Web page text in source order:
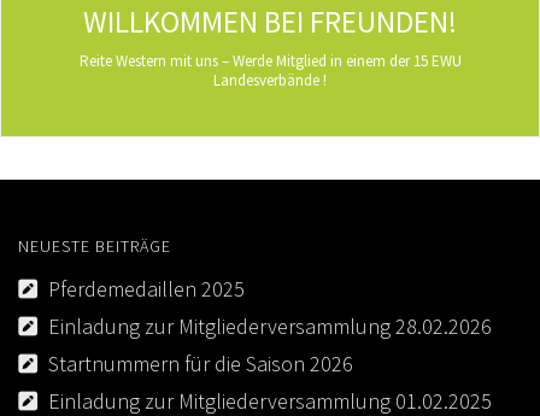
WILLKOMMEN BEI FREUNDEN!
Reite Western mit uns – Werde Mitglied in einem der 15 EWU
Landesverbände !
NEUESTE BEITRÄGE
Pferdemedaillen 2025
Einladung zur Mitgliederversammlung 28.02.2026
Startnummern für die Saison 2026
Einladung zur Mitgliederversammlung 01.02.2025